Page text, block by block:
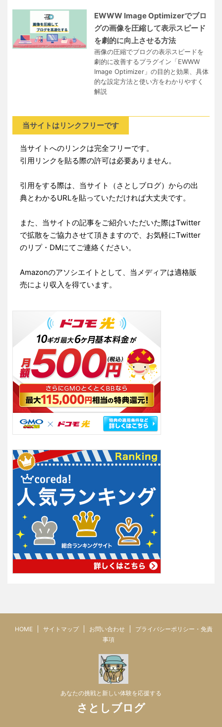
EWWW Image Optimizerでブロ
グの画像を圧縮して表示スピード
を劇的に向上させる方法
画像の圧縮でブログの表示スピードを
劇的に改善するプラグイン「EWWW
Image Optimizer」の目的と効果、具体
的な設定方法と使い方をわかりやすく
解説
当サイトはリンクフリーです
当サイトへのリンクは完全フリーです。
引用リンクを貼る際の許可は必要ありません。
引用をする際は、当サイト（さとしブログ）からの出
典とわかるURLを貼っていただければ大丈夫です。
また、当サイトの記事をご紹介いただいた際はTwitter
で拡散をご協力させて頂きますので、お気軽にTwitter
のリプ・DMにてご連絡ください。
Amazonのアソシエイトとして、当メディアは適格販
売により収入を得ています。
HOME サイトマップ お問い合わせ
プライバシーポリシー・免責
事項
あなたの挑戦と新しい体験を応援する
さとしブログ